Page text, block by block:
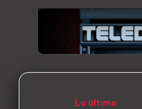
Lo último